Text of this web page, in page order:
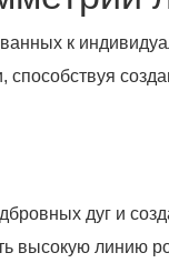
к
дуг и
высокую линию